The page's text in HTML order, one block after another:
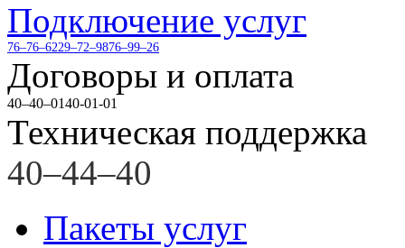
Подключение услуг
76–76–6229–72–9876–99–26
Договоры и оплата
40–40–0140-01-01
Техническая поддержка
40–44–40
Пакеты услуг